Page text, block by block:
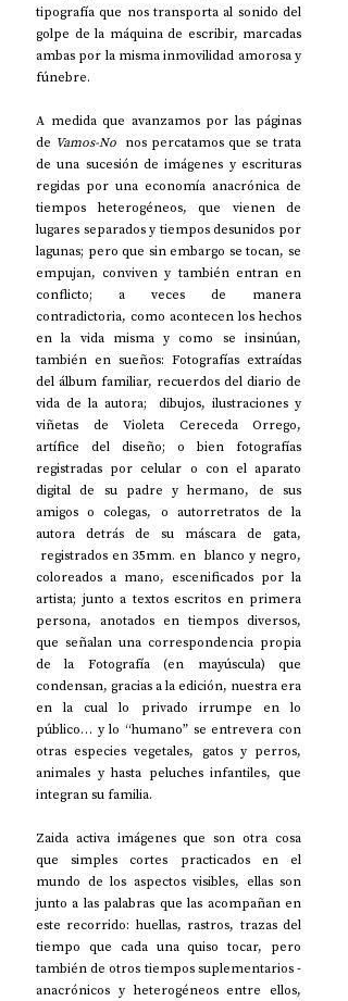
tipografía que nos transporta al sonido del
golpe de la máquina de escribir, marcadas
ambas por la misma inmovilidad amorosa y
fúnebre.
A medida que avanzamos por las páginas
de Vamos-No nos percatamos que se trata
de una sucesión de imágenes y escrituras
regidas por una economía anacrónica de
tiempos heterogéneos, que vienen de
lugares separados y tiempos desunidos por
lagunas; pero que sin embargo se tocan, se
empujan, conviven y también entran en
conflicto; a veces de manera
contradictoria, como acontecen los hechos
en la vida misma y como se insinúan,
también en sueños: Fotografías extraídas
del álbum familiar, recuerdos del diario de
vida de la autora;  dibujos, ilustraciones y
viñetas de Violeta Cereceda Orrego,
artífice del diseño; o bien fotografías
registradas por celular o con el aparato
digital de su padre y hermano, de sus
amigos o colegas, o autorretratos de la
autora detrás de su máscara de gata,
registrados en 35mm. en  blanco y negro,
coloreados a mano, escenificados por la
artista; junto a textos escritos en primera
persona, anotados en tiempos diversos,
que señalan una correspondencia propia
de la Fotografía (en mayúscula) que
condensan, gracias a la edición, nuestra era
en la cual lo privado irrumpe en lo
público… y lo “humano” se entrevera con
otras especies vegetales, gatos y perros,
animales y hasta peluches infantiles, que
integran su familia.
Zaida activa imágenes que son otra cosa
que simples cortes practicados en el
mundo de los aspectos visibles, ellas son
junto a las palabras que las acompañan en
este recorrido: huellas, rastros, trazas del
tiempo que cada una quiso tocar, pero
también de otros tiempos suplementarios -
anacrónicos y heterogéneos entre ellos,